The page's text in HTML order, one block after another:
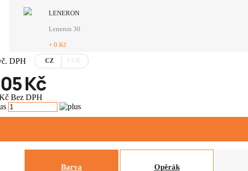
LENERON
Leneron 30
+ 0 Kč
DPH CZ
Kč
Bez DPH
Barva Opěrák